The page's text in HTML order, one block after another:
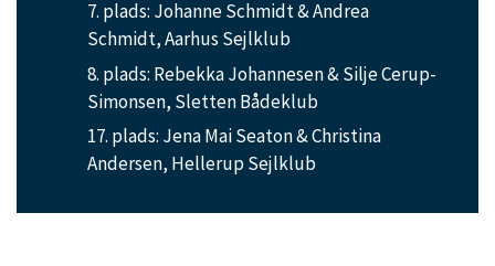
7. plads: Johanne Schmidt & Andrea
Schmidt, Aarhus Sejlklub
8. plads: Rebekka Johannesen & Silje Cerup-
Simonsen, Sletten Bådeklub
17. plads: Jena Mai Seaton & Christina
Andersen, Hellerup Sejlklub